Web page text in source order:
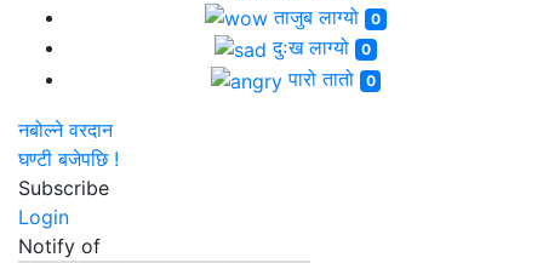
ताजुब लाग्यो 0
दुःख लाग्यो 0
पारो तातो 0
नबोल्ने वरदान
घण्टी बजेपछि !
Subscribe
Login
Notify of